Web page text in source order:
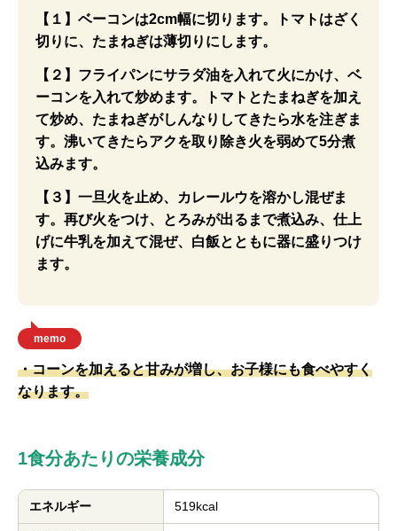
【１】ベーコンは2cm幅に切ります。トマトはざく
切りに、たまねぎは薄切りにします。
【２】フライパンにサラダ油を入れて火にかけ、ベ
ーコンを入れて炒めます。トマトとたまねぎを加え
て炒め、たまねぎがしんなりしてきたら水を注ぎま
す。沸いてきたらアクを取り除き火を弱めて5分煮
込みます。
【３】一旦火を止め、カレールウを溶かし混ぜま
す。再び火をつけ、とろみが出るまで煮込み、仕上
げに牛乳を加えて混ぜ、白飯とともに器に盛りつけ
ます。
memo
・コーンを加えると甘みが増し、お子様にも食べやすく
なります。
1食分あたりの栄養成分
エネルギー 519kcal